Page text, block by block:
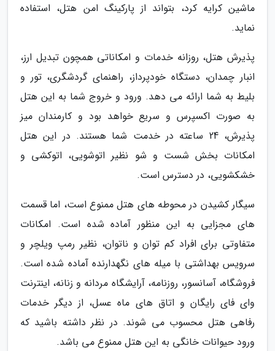
ماشین کرایه کرد، بتواند از پارکینگ امن هتل، استفاده
نماید.
پذیرش هتل، روزانه خدمات و امکاناتی همچون تبدیل ارز،
انبار چمدان، دستگاه خودپرداز، راهنمای گردشگری، تور و
بلیط به شما ارائه می دهد. ورود و خروج شما به این هتل
به صورت اکسپرس و سریع خواهد بود و کارمندان میز
پذیرش، 24 ساعته در خدمت شما هستند. در این هتل
امکانات بخش شست و شو نظیر اتوشویی، اتوکشی و
خشکشویی، در دسترس است.
سیگار کشیدن در محوطه های هتل ممنوع است، اما قسمت
های مجزایی به این منظور آماده شده است. امکانات
متفاوتی برای افراد کم توان و ناتوان، نظیر رمپ ویلچر و
سرویس بهداشتی با میله های نگهدارنده آماده شده است.
فروشگاه، آسانسور، روزنامه، آرایشگاه مردانه و زنانه، اینترنت
وای فای رایگان و اتاق های ماه عسل، از دیگر خدمات
رفاهی هتل محسوب می شوند. در نظر داشته باشید که
ورود حیوانات خانگی به این هتل ممنوع می باشد.